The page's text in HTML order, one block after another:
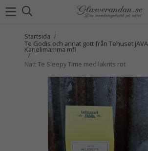
Startsida /
Te Godis och annat gott från Tehuset
Kanelimamma mfl
/
Natt Te Sleepy Time med lakrits rot